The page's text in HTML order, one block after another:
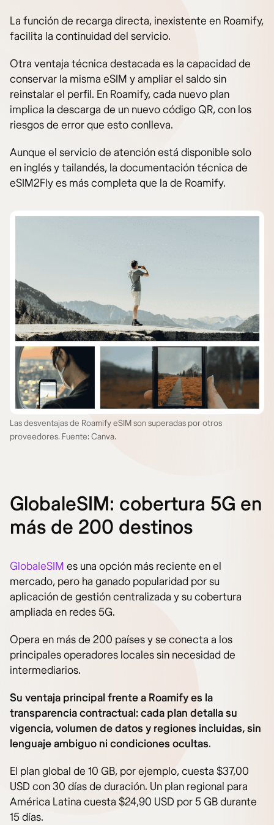
La función de recarga directa, inexistente en Roamify,
facilita la continuidad del servicio.
Otra ventaja técnica destacada es la capacidad de
conservar la misma eSIM y ampliar el saldo sin
reinstalar el perfil. En Roamify, cada nuevo plan
implica la descarga de un nuevo código QR, con los
riesgos de error que esto conlleva.
Aunque el servicio de atención está disponible solo
en inglés y tailandés, la documentación técnica de
eSIM2Fly es más completa que la de Roamify.
Las desventajas de Roamify eSIM son superadas por otros
proveedores. Fuente: Canva.
GlobaleSIM: cobertura 5G en
más de 200 destinos
GlobaleSIM es una opción más reciente en el
mercado, pero ha ganado popularidad por su
aplicación de gestión centralizada y su cobertura
ampliada en redes 5G.
Opera en más de 200 países y se conecta a los
principales operadores locales sin necesidad de
intermediarios.
Su ventaja principal frente a Roamify es la
transparencia contractual: cada plan detalla su
vigencia, volumen de datos y regiones incluidas, sin
lenguaje ambiguo ni condiciones ocultas.
El plan global de 10 GB, por ejemplo, cuesta $37,00
USD con 30 días de duración. Un plan regional para
América Latina cuesta $24,90 USD por 5 GB durante
15 días.